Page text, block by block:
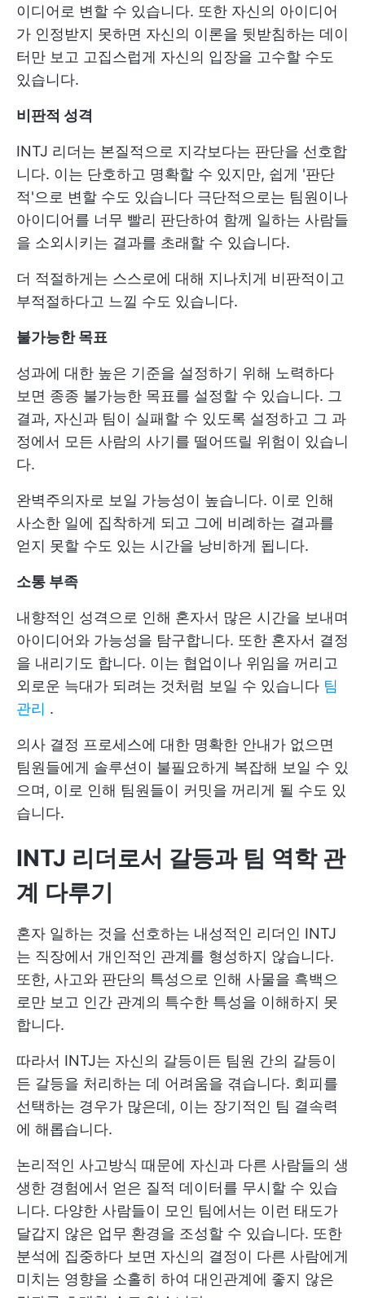
이디어로 변할 수 있습니다. 또한 자신의 아이디어
가 인정받지 못하면 자신의 이론을 뒷받침하는 데이
터만 보고 고집스럽게 자신의 입장을 고수할 수도
있습니다.
비판적 성격
INTJ 리더는 본질적으로 지각보다는 판단을 선호합
니다. 이는 단호하고 명확할 수 있지만, 쉽게 '판단
적'으로 변할 수도 있습니다 극단적으로는 팀원이나
아이디어를 너무 빨리 판단하여 함께 일하는 사람들
을 소외시키는 결과를 초래할 수 있습니다.
더 적절하게는 스스로에 대해 지나치게 비판적이고
부적절하다고 느낄 수도 있습니다.
불가능한 목표
성과에 대한 높은 기준을 설정하기 위해 노력하다
보면 종종 불가능한 목표를 설정할 수 있습니다. 그
결과, 자신과 팀이 실패할 수 있도록 설정하고 그 과
정에서 모든 사람의 사기를 떨어뜨릴 위험이 있습니
다.
완벽주의자로 보일 가능성이 높습니다. 이로 인해
사소한 일에 집착하게 되고 그에 비례하는 결과를
얻지 못할 수도 있는 시간을 낭비하게 됩니다.
소통 부족
내향적인 성격으로 인해 혼자서 많은 시간을 보내며
아이디어와 가능성을 탐구합니다. 또한 혼자서 결정
을 내리기도 합니다. 이는 협업이나 위임을 꺼리고
외로운 늑대가 되려는 것처럼 보일 수 있습니다 팀
관리 .
의사 결정 프로세스에 대한 명확한 안내가 없으면
팀원들에게 솔루션이 불필요하게 복잡해 보일 수 있
으며, 이로 인해 팀원들이 커밋을 꺼리게 될 수도 있
습니다.
INTJ 리더로서 갈등과 팀 역학 관
계 다루기
혼자 일하는 것을 선호하는 내성적인 리더인 INTJ
는 직장에서 개인적인 관계를 형성하지 않습니다.
또한, 사고와 판단의 특성으로 인해 사물을 흑백으
로만 보고 인간 관계의 특수한 특성을 이해하지 못
합니다.
따라서 INTJ는 자신의 갈등이든 팀원 간의 갈등이
든 갈등을 처리하는 데 어려움을 겪습니다. 회피를
선택하는 경우가 많은데, 이는 장기적인 팀 결속력
에 해롭습니다.
논리적인 사고방식 때문에 자신과 다른 사람들의 생
생한 경험에서 얻은 질적 데이터를 무시할 수 있습
니다. 다양한 사람들이 모인 팀에서는 이런 태도가
달갑지 않은 업무 환경을 조성할 수 있습니다. 또한
분석에 집중하다 보면 자신의 결정이 다른 사람에게
미치는 영향을 소홀히 하여 대인관계에 좋지 않은